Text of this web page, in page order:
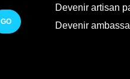
GO
Devenir artisan
Devenir